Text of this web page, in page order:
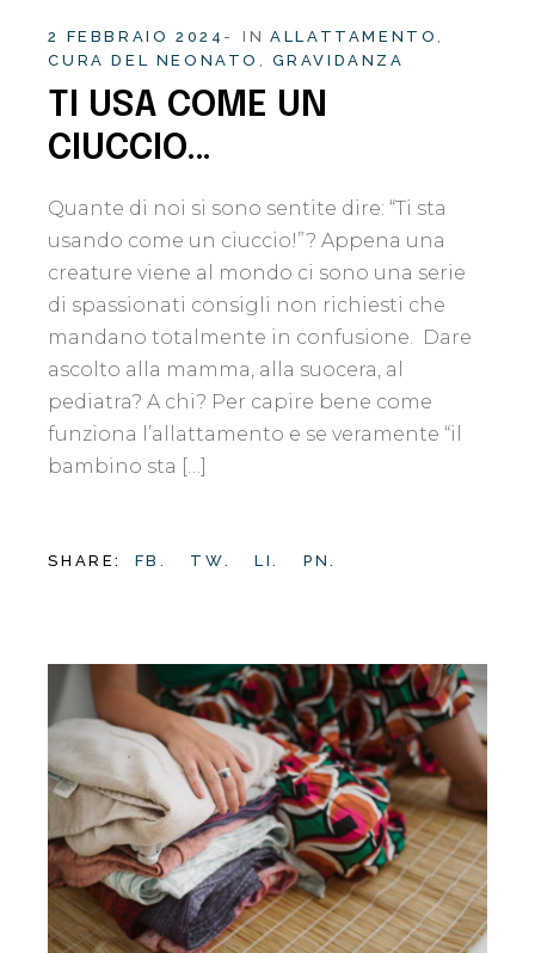
2 FEBBRAIO 2024 IN ALLATTAMENTO
CURA DEL NEONATO
GRAVIDANZA
TI USA COME UN
CIUCCIO…
Quante di noi si sono sentite dire: “Ti sta
usando come un ciuccio!”? Appena una
creature viene al mondo ci sono una serie
di spassionati consigli non richiesti che
mandano totalmente in confusione. Dare
ascolto alla mamma, alla suocera, al
pediatra? A chi? Per capire bene come
funziona l’allattamento e se veramente “il
bambino sta […]
SHARE: FB. TW. LI. PN.